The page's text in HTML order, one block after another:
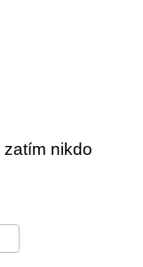
zatím nikdo